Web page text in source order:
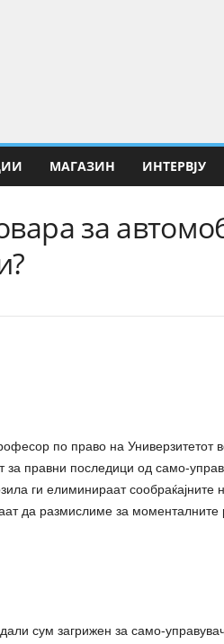
МАГАЗИН ИНТЕРВЈУ
за
по право на Универзитетот
за правни последици од само-
ги елиминираат сообраќајните
да размислиме за моменталните
сум загрижен за само-